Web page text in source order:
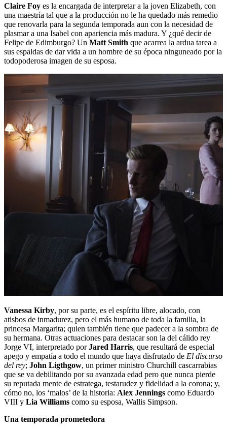
Claire Foy es la encargada de interpretar a la joven Elizabeth, con
una maestría tal que a la producción no le ha quedado más remedio
que renovarla para la segunda temporada aun con la necesidad de
plasmar a una Isabel con apariencia más madura. Y ¿qué decir de
Felipe de Edimburgo? Un Matt Smith que acarrea la ardua tarea a
sus espaldas de dar vida a un hombre de su época ninguneado por la
todopoderosa imagen de su esposa.
Vanessa Kirby, por su parte, es el espíritu libre, alocado, con
atisbos de inmadurez, pero el más humano de toda la familia, la
princesa Margarita; quien también tiene que padecer a la sombra de
su hermana. Otras actuaciones para destacar son la del cálido rey
Jorge VI, interpretado porJared Harris, que resultará de especial
apego y empatía a todo el mundo que haya disfrutado de El discurso
del rey; John Ligthgow, un primer ministro Churchill cascarrabias
que se va debilitando por su avanzada edad pero que nunca pierde
su reputada mente de estratega, testarudez y fidelidad a la corona; y,
cómo no, los ‘malos’ de la historia: Alex Jennings como Eduardo
VIII y Lia Williams como su esposa, Wallis Simpson.
Una temporada prometedora